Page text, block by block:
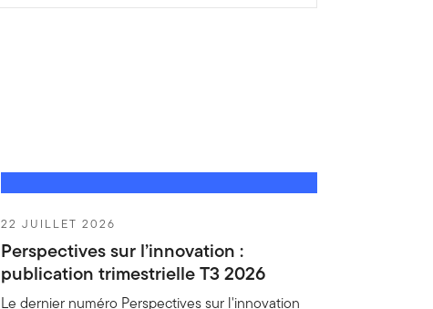
22 JUILLET 2026
Perspectives sur l’innovation :
publication trimestrielle T3 2026
Le dernier numéro Perspectives sur l'innovation